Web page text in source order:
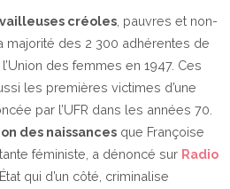
créoles , pauvres et non-
majorité des 2 300 adhérentes de
des femmes en 1947. Ces
les premières victimes d’une
par l’UFR dans les années 70.
des naissances que Françoise
féministe, a dénoncé sur Radio
qui d’un côté, criminalise